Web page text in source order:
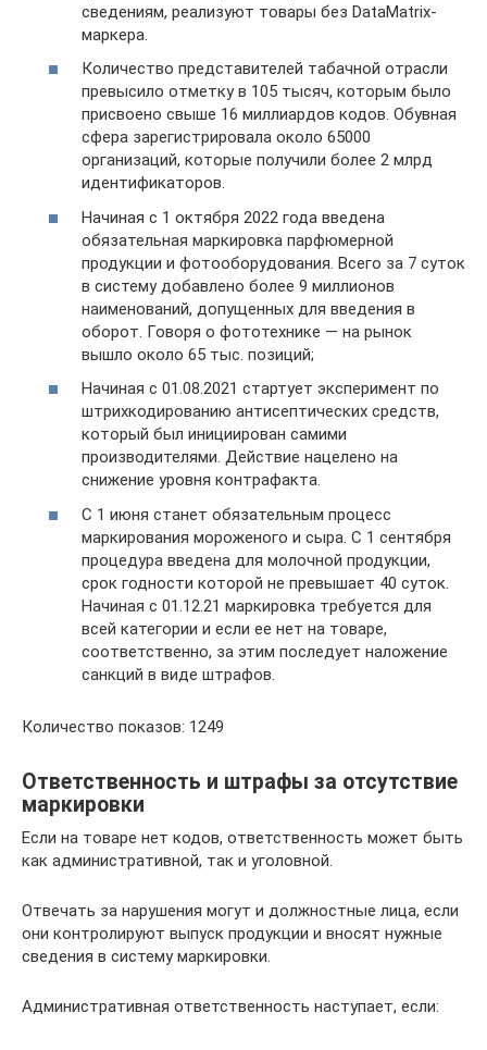
сведениям, реализуют товары без DataMatrix-
маркера.
Количество представителей табачной отрасли
превысило отметку в 105 тысяч, которым было
присвоено свыше 16 миллиардов кодов. Обувная
сфера зарегистрировала около 65000
организаций, которые получили более 2 млрд
идентификаторов.
Начиная с 1 октября 2022 года введена
обязательная маркировка парфюмерной
продукции и фотооборудования. Всего за 7 суток
в систему добавлено более 9 миллионов
наименований, допущенных для введения в
оборот. Говоря о фототехнике — на рынок
вышло около 65 тыс. позиций;
Начиная с 01.08.2021 стартует эксперимент по
штрихкодированию антисептических средств,
который был инициирован самими
производителями. Действие нацелено на
снижение уровня контрафакта.
С 1 июня станет обязательным процесс
маркирования мороженого и сыра. С 1 сентября
процедура введена для молочной продукции,
срок годности которой не превышает 40 суток.
Начиная с 01.12.21 маркировка требуется для
всей категории и если ее нет на товаре,
соответственно, за этим последует наложение
санкций в виде штрафов.
Количество показов: 1249
Ответственность и штрафы за отсутствие
маркировки
Если на товаре нет кодов, ответственность может быть
как административной, так и уголовной.
Отвечать за нарушения могут и должностные лица, если
они контролируют выпуск продукции и вносят нужные
сведения в систему маркировки.
Административная ответственность наступает, если: